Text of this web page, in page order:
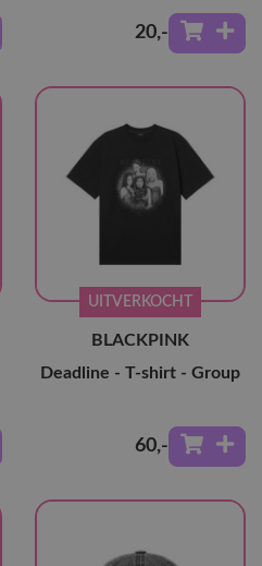
20,-
UITVERKOCHT
BLACKPINK
Deadline - T-shirt - Group
60,-